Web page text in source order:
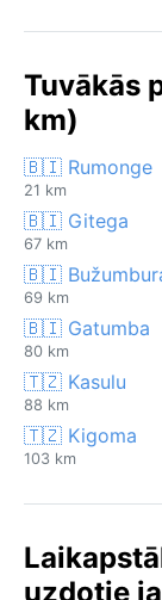
Tuvākās
km)
🇧🇮 Rumonge
21 km
🇧🇮 Gitega
67 km
🇧🇮
69 km
🇧🇮 Gatumba
80 km
🇹🇿 Kasulu
88 km
🇹🇿 Kigoma
103 km
uzdotie